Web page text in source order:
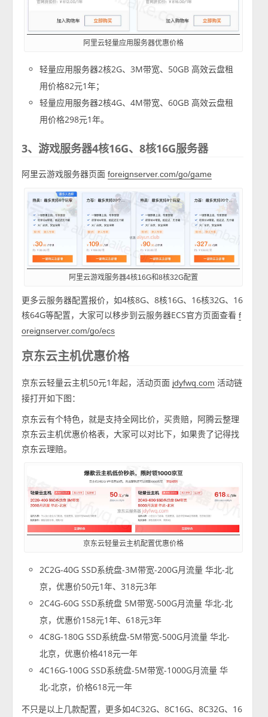
阿里云轻量应用服务器优惠价格
轻量应用服务器2核2G、3M带宽、50GB 高效云盘租
用价格82元1年；
轻量应用服务器2核4G、4M带宽、60GB 高效云盘租
用价格298元1年。
3、游戏服务器4核16G、8核16G服务器
阿里云游戏服务器页面foreignserver.com/go/game
阿里云游戏服务器4核16G和8核32G配置
更多云服务器配置报价，如4核8G、8核16G、16核32G、16
核64G等配置，大家可以移步到云服务器ECS官方页面查看f
oreignserver.com/go/ecs
京东云主机优惠价格
京东云轻量云主机50元1年起，活动页面 jdyfwq.com 活动链
接打开如下图：
京东云有个特色，就是支持全网比价，买贵赔，阿腾云整理
京东云主机优惠价格表，大家可以对比下，如果贵了记得找
京东云理赔。
京东云轻量云主机配置优惠价格
2C2G-40G SSD系统盘-3M带宽-200G月流量 华北-北
京，优惠价50元1年、318元3年
2C4G-60G SSD系统盘 5M带宽-500G月流量 华北-北
京，优惠价158元1年、618元3年
4C8G-180G SSD系统盘-5M带宽-500G月流量 华北-
北京，优惠价格418元一年
4C16G-100G SSD系统盘-5M带宽-1000G月流量 华
北-北京，价格618元一年
不只是以上几款配置，更多如4C32G、8C16G、8C32G、16